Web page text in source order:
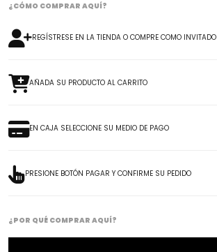
¿CÓMO COMPRAR AQUÍ?
REGÍSTRESE EN LA TIENDA O COMPRE COMO INVITADO
AÑADA SU PRODUCTO AL CARRITO
EN CAJA SELECCIONE SU MEDIO DE PAGO
PRESIONE BOTÓN PAGAR Y CONFIRME SU PEDIDO
¿POR QUÉ COMPRAR AQUÍ?